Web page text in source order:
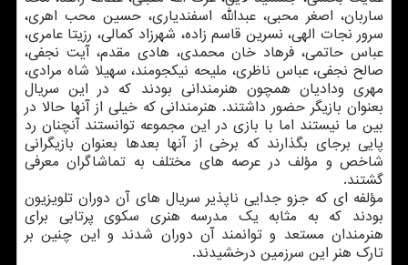
ساربان، اصغر محبی، عبدالله اسفندیاری، حسین محب اهری،
سرور نجات الهی، نسرین قاسم زاده، شهرزاد کمالی، رزیتا عامری،
عباس حاتمی، فرهاد خان محمدی، هادی مقدم، آیت نجفی،
صالح نجفی، عباس ناظری، ملیحه نیکجومند، سهیلا شاه مرادی،
مهری ودادیان همچون هنرمندانی بودند که در این سریال
بعنوان بازیگر حضور داشتند. هنرمندانی که خیلی از آنها حالا در
بین ما نیستند اما با بازی در این مجموعه توانستند آنچنان رد
پایی برجای بگذارند که برخی از آنها بعدها بعنوان بازیگرانی
شاخص و مؤلف در عرصه های مختلف به تماشاگران معرفی
گشتند.
مؤلفه ای که جزو جدایی ناپذیر سریال های آن دوران تلویزیون
بودند که به مثابه یک مدرسه هنری سکوی پرتابی برای
هنرمندان مستعد و توانمند آن دوران شدند و این چنین بر
تارک هنر این سرزمین درخشیدند.